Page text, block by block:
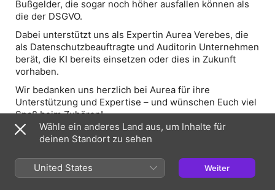
Bußgelder, die sogar noch höher ausfallen können als
die der DSGVO.
Dabei unterstützt uns als Expertin Aurea Verebes, die
als Datenschutzbeauftragte und Auditorin Unternehmen
berät, die KI bereits einsetzen oder dies in Zukunft
vorhaben.
Wir bedanken uns herzlich bei Aurea für ihre
Unterstützung und Expertise – und wünschen Euch viel
Spaß beim Zuhören!
Zeitmarken
Gästin.
05:00 – Wer ist von der KIVO betroffen?
Wähle ein anderes Land aus, um Inhalte für
deinen Standort zu sehen
United States Weiter